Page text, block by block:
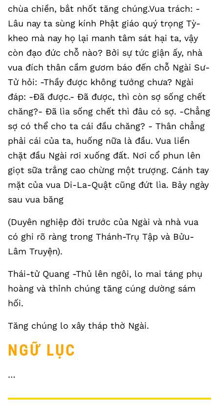
chùa chiền, bắt nhốt tăng chúng.Vua trách: -
Lâu nay ta sùng kính Phật giáo quý trọng Tỳ-
kheo mà nay họ lại manh tâm sát hại ta, vậy
còn đạo đức chỗ nào? Bởi sự tức giận ấy, nhà
vua đích thân cầm gươm báo đến chỗ Ngài Sư-
Tử hỏi: -Thầy được không tướng chưa? Ngài
đáp: -Đã được.- Đã được, thì còn sợ sống chết
chăng?- Đã lìa sống chết thì đâu có sợ. -Chẳng
sợ có thể cho ta cái đầu chăng? - Thân chẳng
phải cái của ta, huống nữa là đầu. Vua liền
chặt đầu Ngài rơi xuống đất. Nơi cổ phun lên
giọt sữa trắng cao chừng một trượng. Cánh tay
mặt của vua Di-La-Quật cũng đứt lìa. Bảy ngày
sau vua băng
(Duyên nghiệp đời trước của Ngài và nhà vua
có ghi rõ ràng trong Thánh-Trụ Tập và Bửu-
Lâm Truyện).
Thái-tử Quang -Thủ lên ngôi, lo mai táng phụ
hoàng và thỉnh chúng tăng cúng dường sám
hối.
Tăng chúng lo xây tháp thờ Ngài.
NGỮ LỤC
…